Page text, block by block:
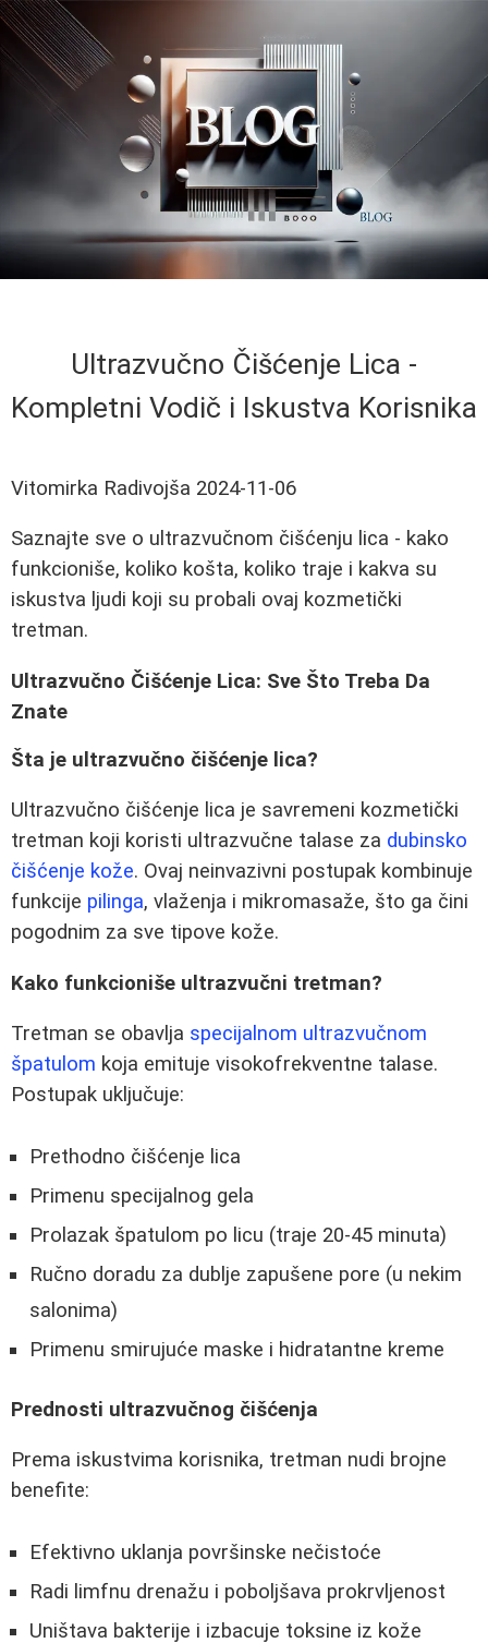
Ultrazvučno Čišćenje Lica -
Kompletni Vodič i Iskustva Korisnika
Vitomirka Radivojša 2024-11-06
Saznajte sve o ultrazvučnom čišćenju lica - kako
funkcioniše, koliko košta, koliko traje i kakva su
iskustva ljudi koji su probali ovaj kozmetički
tretman.
Ultrazvučno Čišćenje Lica: Sve Što Treba Da
Znate
Šta je ultrazvučno čišćenje lica?
Ultrazvučno čišćenje lica je savremeni kozmetički
tretman koji koristi ultrazvučne talase za dubinsko
čišćenje kože. Ovaj neinvazivni postupak kombinuje
funkcije pilinga, vlaženja i mikromasaže, što ga čini
pogodnim za sve tipove kože.
Kako funkcioniše ultrazvučni tretman?
Tretman se obavlja specijalnom ultrazvučnom
špatulom koja emituje visokofrekventne talase.
Postupak uključuje:
Prethodno čišćenje lica
Primenu specijalnog gela
Prolazak špatulom po licu (traje 20-45 minuta)
Ručno doradu za dublje zapušene pore (u nekim
salonima)
Primenu smirujuće maske i hidratantne kreme
Prednosti ultrazvučnog čišćenja
Prema iskustvima korisnika, tretman nudi brojne
benefite:
Efektivno uklanja površinske nečistoće
Radi limfnu drenažu i poboljšava prokrvljenost
Uništava bakterije i izbacuje toksine iz kože